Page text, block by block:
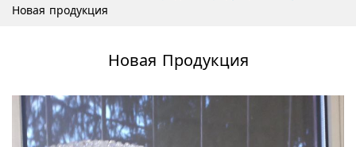
Content
Новая продукция
Новая Продукция